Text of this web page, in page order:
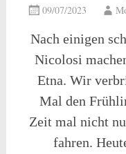
09/07/2023
Nach einigen
Nicolosi
Etna. Wir
Mal den
Zeit mal nicht
fahren.